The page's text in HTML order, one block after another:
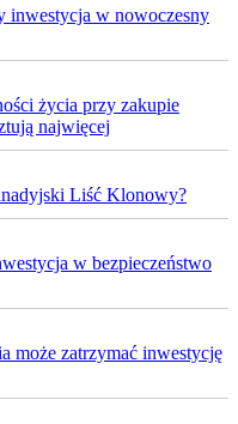
inwestycja w nowoczesny
życia przy zakupie
najwięcej
Liść Klonowy?
w bezpieczeństwo
może zatrzymać inwestycję